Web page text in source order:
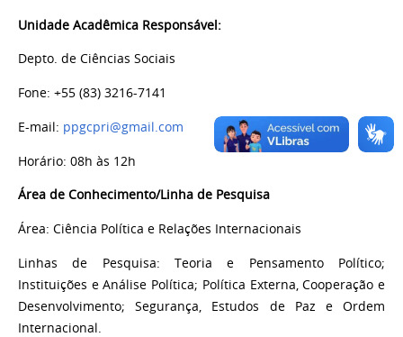
Unidade Acadêmica Responsável:
Depto. de Ciências Sociais
Fone: +55 (83) 3216-7141
E-mail: ppgcpri@gmail.com
Horário: 08h às 12h
Área de Conhecimento/Linha de Pesquisa
Área: Ciência Política e Relações Internacionais
Linhas de Pesquisa: Teoria e Pensamento Político;
Instituições e Análise Política; Política Externa, Cooperação e
Desenvolvimento; Segurança, Estudos de Paz e Ordem
Internacional.